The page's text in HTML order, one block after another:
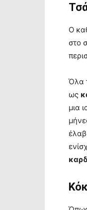
Ο
στο
Όλα
ως
μια